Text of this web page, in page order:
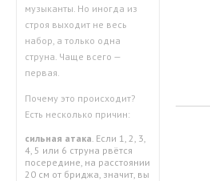
музыканты. Но иногда из
строя выходит не весь
набор, а только одна
струна. Чаще всего —
первая.
Почему это происходит?
Есть несколько причин:
сильная атака. Если 1, 2, 3,
4, 5 или 6 струна рвётся
посередине, на расстоянии
20 см от бриджа, значит, вы